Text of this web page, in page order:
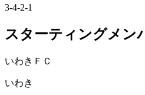
3-4-2-1
スターティングメン
いわきＦＣ
いわき